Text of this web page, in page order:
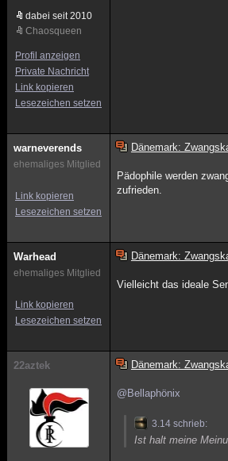
dabei seit 2010
Chaosqueen
Profil anzeigen
Private Nachricht
Link kopieren
Lesezeichen setzen
warneverends
ehemaliges Mitglied
Link kopieren
Lesezeichen setzen
Dänemark:
Pädophile werden
zufrieden.
Warhead
ehemaliges Mitglied
Link kopieren
Lesezeichen setzen
Dänemark:
Vielleicht das ideale
22aztek Dänemark:
@Bellaphönix
3.14 schrieb:
Ist halt meine